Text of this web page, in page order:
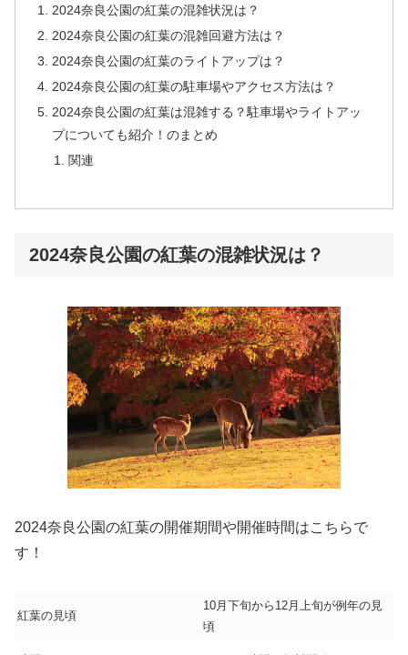
2024奈良公園の紅葉の混雑状況は？
2024奈良公園の紅葉の混雑回避方法は？
2024奈良公園の紅葉のライトアップは？
2024奈良公園の紅葉の駐車場やアクセス方法は？
2024奈良公園の紅葉は混雑する？駐車場やライトアッ
プについても紹介！のまとめ
関連
2024奈良公園の紅葉の混雑状況は？
2024奈良公園の紅葉の開催期間や開催時間はこちらで
す！
紅葉の見頃
10月下旬から12月上旬が例年の見
頃